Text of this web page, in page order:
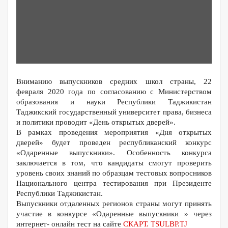
Вниманию выпускников средних школ страны, 22
февраля 2020 года по согласованию с Министерством
образования и науки Республики Таджикистан
Таджикский государственный университет права, бизнеса
и политики проводит «День открытых дверей».
В рамках проведения мероприятия «Дня открытых
дверей» будет проведен республиканский конкурс
«Одаренные выпускники». Особенность конкурса
заключается в том, что кандидаты смогут проверить
уровень своих знаний по образцам тестовых вопросников
Национального центра тестирования при Президенте
Республики Таджикистан.
Выпускники отдаленных регионов страны могут принять
участие в конкурсе «Одаренные выпускники » через
интернет- онлайн тест на сайте СКАРТ. TSULBP.TJ